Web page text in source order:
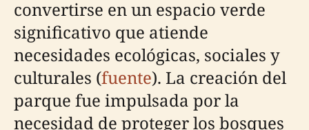
convertirse en un espacio verde
significativo que atiende
necesidades ecológicas, sociales y
culturales (fuente). La creación del
parque fue impulsada por la
necesidad de proteger los bosques